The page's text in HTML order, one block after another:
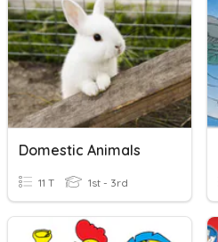
Domestic Animals
11 T 1st - 3rd